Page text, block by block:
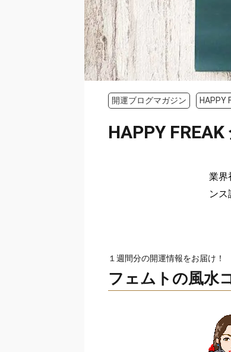
開運ブログマガジン HAPPY
HAPPY
業界
ンス
１週間分の開運情報をお届け！
フェムトの風水